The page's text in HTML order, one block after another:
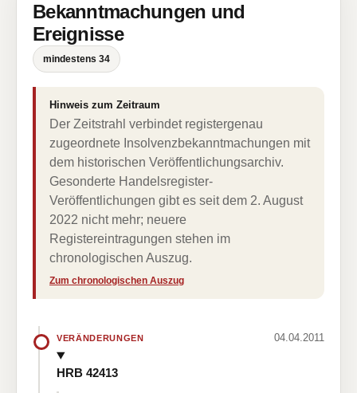
Bekanntmachungen und
Ereignisse
mindestens 34
Hinweis zum Zeitraum
Der Zeitstrahl verbindet registergenau
zugeordnete Insolvenzbekanntmachungen mit
dem historischen Veröffentlichungsarchiv.
Gesonderte Handelsregister-
Veröffentlichungen gibt es seit dem 2. August
2022 nicht mehr; neuere
Registereintragungen stehen im
chronologischen Auszug.
Zum chronologischen Auszug
VERÄNDERUNGEN 04.04.2011
HRB 42413